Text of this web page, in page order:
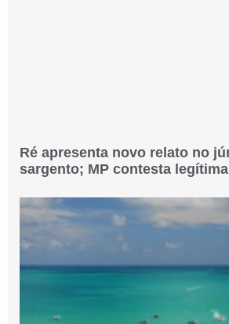
Ré apresenta novo relato no
sargento; MP contesta